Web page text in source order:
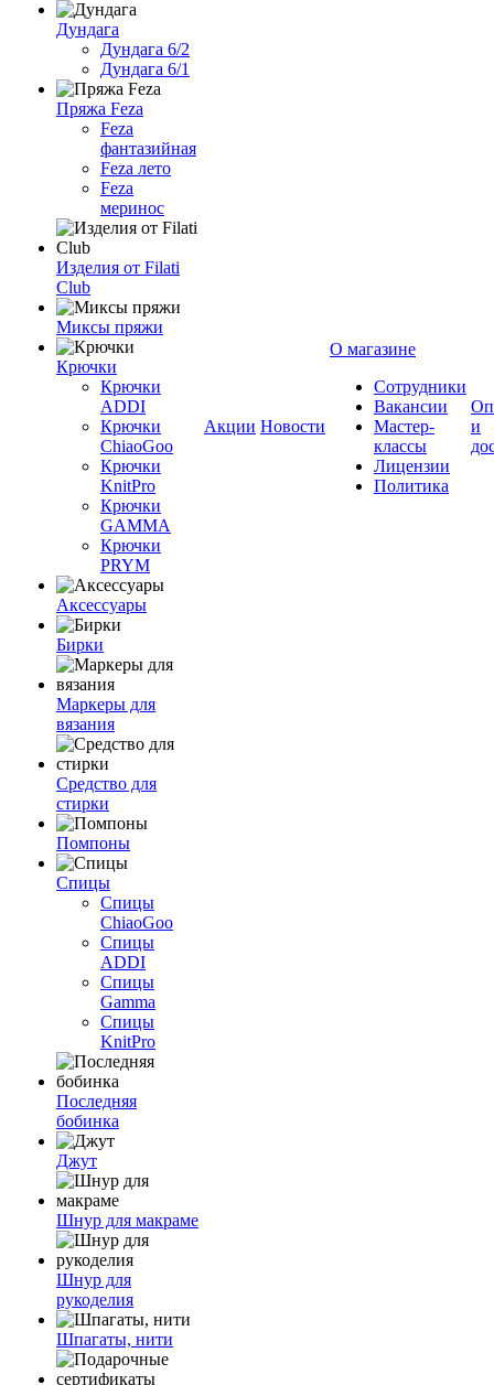
Дундага
Дундага 6/2
Дундага 6/1
Пряжа Feza
Feza
фантазийная
Feza лето
Feza
меринос
Изделия от Filati
Club
Миксы пряжи
Крючки
Крючки
ADDI
Крючки
ChiaoGoo
Крючки
KnitPro
Крючки
GAMMA
Крючки
PRYM
Аксессуары
Бирки
Маркеры для
вязания
Средство для
стирки
Помпоны
Спицы
Спицы
ChiaoGoo
Спицы
ADDI
Спицы
Gamma
Спицы
KnitPro
Последняя
бобинка
Джут
Шнур для макраме
Шнур для
рукоделия
Шпагаты, нити
Акции Новости
О магазине
Сотрудники
Вакансии
Мастер-
классы
Лицензии
Политика
и